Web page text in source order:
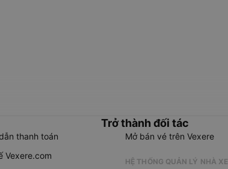
thanh toán
Vexere.com
Trở thành đối tác
Mở bán vé trên Vexere
HỆ THỐNG QUẢN LÝ NHÀ XE